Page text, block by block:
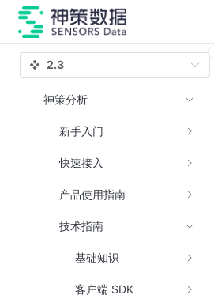
2.3
神策分析
新手入门
快速接入
产品使用指南
技术指南
基础知识
客户端 SDK